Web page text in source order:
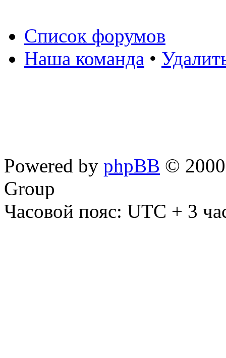
Список форумов
Наша команда •
Powered by phpBB ©
Group
Часовой пояс: UTC + 3